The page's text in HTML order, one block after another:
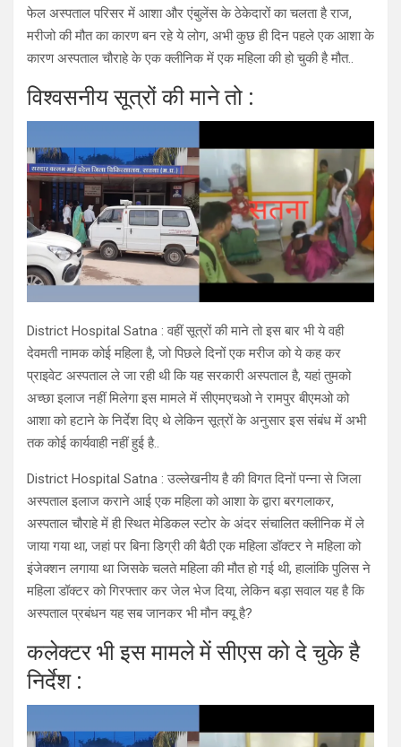
फेल अस्पताल परिसर में आशा और एंबुलेंस के ठेकेदारों का चलता है राज,
मरीजो की मौत का कारण बन रहे ये लोग, अभी कुछ ही दिन पहले एक आशा के
कारण अस्पताल चौराहे के एक क्लीनिक में एक महिला की हो चुकी है मौत..
विश्वसनीय सूत्रों की माने तो :
District Hospital Satna : वहीं सूत्रों की माने तो इस बार भी ये वही
देवमती नामक कोई महिला है, जो पिछले दिनों एक मरीज को ये कह कर
प्राइवेट अस्पताल ले जा रही थी कि यह सरकारी अस्पताल है, यहां तुमको
अच्छा इलाज नहीं मिलेगा इस मामले में सीएमएचओ ने रामपुर बीएमओ को
आशा को हटाने के निर्देश दिए थे लेकिन सूत्रों के अनुसार इस संबंध में अभी
तक कोई कार्यवाही नहीं हुई है..
District Hospital Satna : उल्लेखनीय है की विगत दिनों पन्ना से जिला
अस्पताल इलाज कराने आई एक महिला को आशा के द्वारा बरगलाकर,
अस्पताल चौराहे में ही स्थित मेडिकल स्टोर के अंदर संचालित क्लीनिक में ले
जाया गया था, जहां पर बिना डिग्री की बैठी एक महिला डॉक्टर ने महिला को
इंजेक्शन लगाया था जिसके चलते महिला की मौत हो गई थी, हालांकि पुलिस ने
महिला डॉक्टर को गिरफ्तार कर जेल भेज दिया, लेकिन बड़ा सवाल यह है कि
अस्पताल प्रबंधन यह सब जानकर भी मौन क्यू है?
कलेक्टर भी इस मामले में सीएस को दे चुके है
निर्देश :